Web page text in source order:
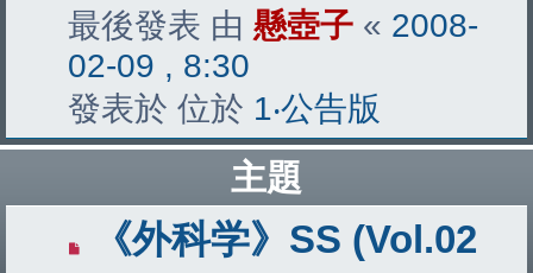
最後發表 由 懸壺子 « 2008-
02-09 , 8:30
發表於 位於 1‧公告版
主題
《外科学》SS (Vol.02